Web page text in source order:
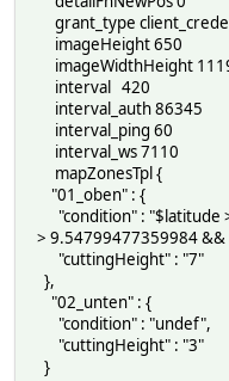
grant_type
imageHeight 650
imageWidthHeight
interval 420
interval_auth 86345
interval_ping 60
interval_ws 7110
mapZonesTpl {
"01_oben" : {
"condition" : "$latitude
> 9.54799477359984
"cuttingHeight" : "7"
},
"02_unten" : {
"condition" : "undef",
"cuttingHeight" : "3"
}